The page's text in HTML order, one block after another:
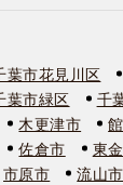
葉市花見川区
葉市緑区 千
木更津市
佐倉市 東
市原市 流山市